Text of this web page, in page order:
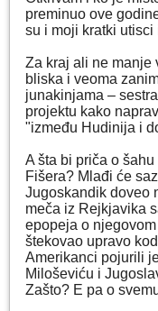
preminuo ove
su i moji kratki utisci
Za kraj ali ne manje
bliska i veoma
junakinjama –
projektu kako
"između Hudinija i
A šta bi priča o
Fišera? Mlađi će
Jugoskandik doveo
meča iz Rejkjavika
epopeja o
štekovao upravo
Amerikanci pojurili
Miloševiću i
Zašto? E pa o